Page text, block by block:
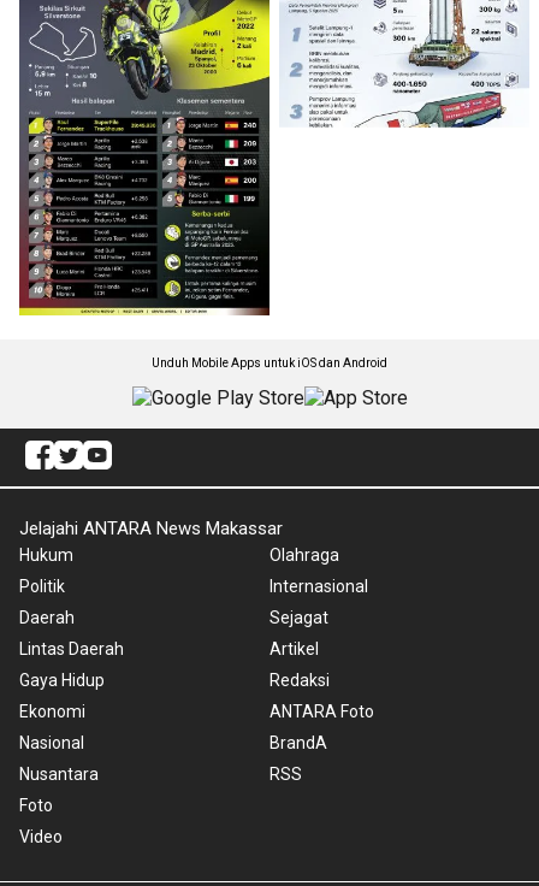
Unduh Mobile Apps untuk iOS dan Android
Jelajahi ANTARA News Makassar
Hukum
Politik
Daerah
Lintas Daerah
Gaya Hidup
Ekonomi
Nasional
Nusantara
Foto
Video
Olahraga
Internasional
Sejagat
Artikel
Redaksi
ANTARA Foto
BrandA
RSS